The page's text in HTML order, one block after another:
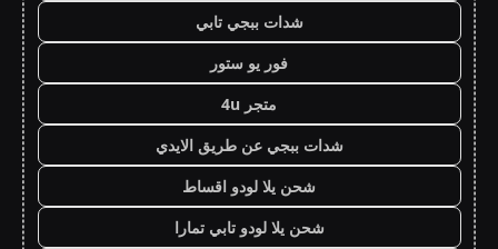
شدات ببجي تابي
فور يو ستور
متجر 4u
شدات ببجي عن طريق الايدي
شحن يلا لودو اقساط
شحن يلا لودو تابي تمارا